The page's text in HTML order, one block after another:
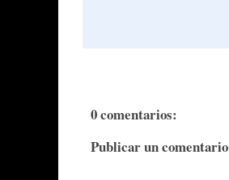
0 comentarios:
Publicar un comentario